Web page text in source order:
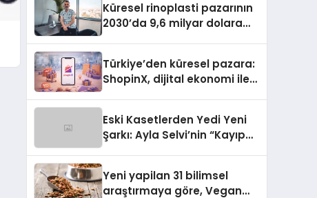
Küresel rinoplasti pazarının
2030’da 9,6 milyar dolara
Türkiye’den küresel pazara:
ShopinX, dijital ekonomi ile
Eski Kasetlerden Yedi Yeni
Şarkı: Ayla Selvi’nin “Kayıp
Yeni yapilan 31 bilimsel
araştırmaya göre, Vegan